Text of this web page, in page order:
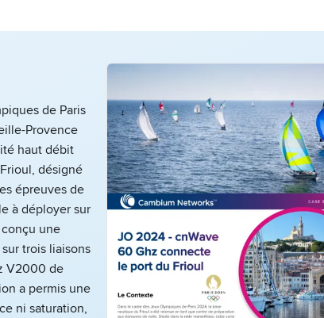
de Paris
Provence
haut débit
désigné
épreuves de
à déployer sur
une
trois liaisons
V2000 de
a permis une
ni saturation,